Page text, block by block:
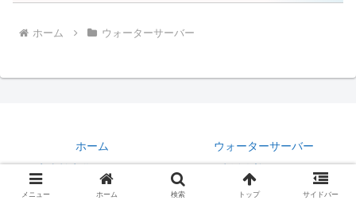
ホーム ウォーターサーバー
ホーム
ウォーターサーバー
健康・ダイエット
メニュー ホーム 検索 トップ サイドバー